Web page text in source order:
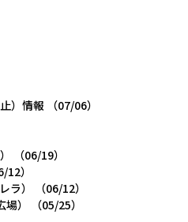
）情報
（07/06）
（06/19）
12）
ラ）
（06/12）
）
（05/25）